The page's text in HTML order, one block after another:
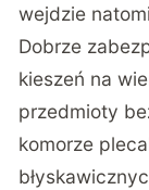
wejdzie
Dobrze
kieszeń na
przedmioty
komorze